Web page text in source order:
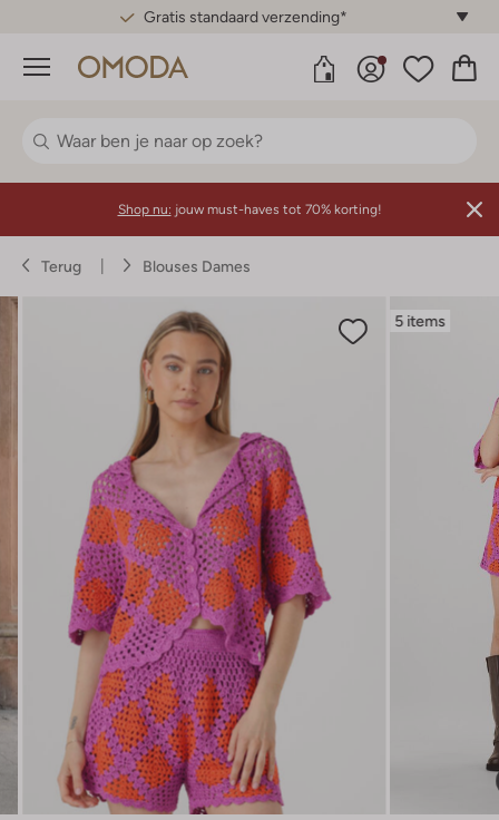
Gratis standaard verzending*
Menu
Shop nu: jouw must-haves tot 70% korting!
Terug Blouses Dames
5 items